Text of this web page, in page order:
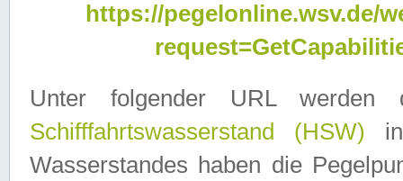
https://pegelonline.wsv.de/
Unter folgender URL
Schifffahrtswasserstand (HSW)
Wasserstandes haben die